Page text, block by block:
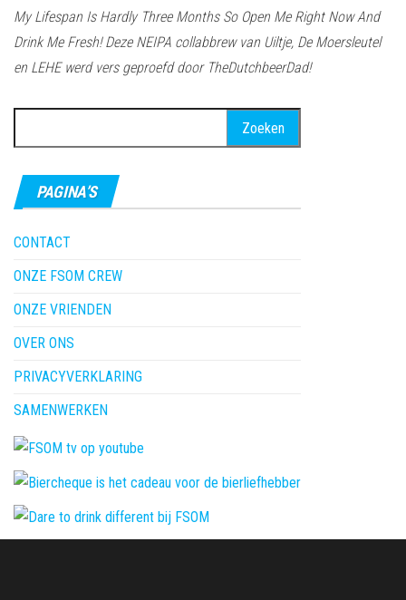
My Lifespan Is Hardly Three Months So Open Me Right Now And
Drink Me Fresh! Deze NEIPA collabbrew van Uiltje, De Moersleutel
en LEHE werd vers geproefd door TheDutchbeerDad!
naar:
PAGINA’S
CONTACT
ONZE FSOM CREW
ONZE VRIENDEN
OVER ONS
PRIVACYVERKLARING
SAMENWERKEN